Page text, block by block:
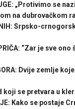
„Protivimo se
na dubrovačkom
Srpsko-
“Zar je sve
Dvije zemlje
koji se pretvara u
Kako se postaje